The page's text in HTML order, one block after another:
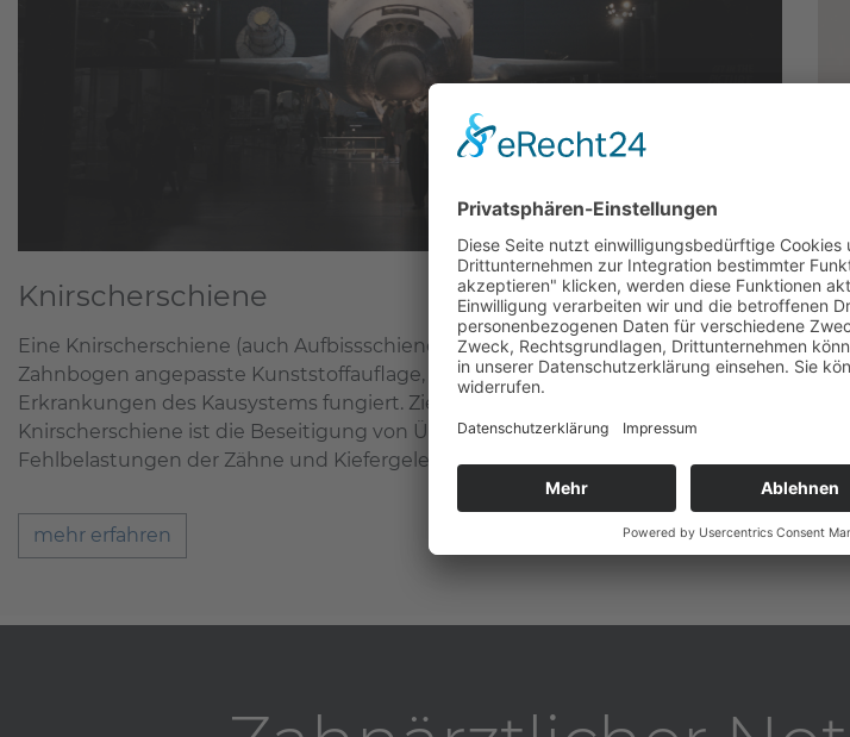
Knirscherschiene
Eine Knirscherschiene (auch Aufbissschiene genannt) ist eine an den
Zahnbogen angepasste Kunststoffauflage, welche zur Behandlung von
Erkrankungen des Kausystems fungiert. Ziel einer Therapie mittels einer
Knirscherschiene ist die Beseitigung von Überbelastungen und
Fehlbelastungen der Zähne und Kiefergelenke.
mehr erfahren